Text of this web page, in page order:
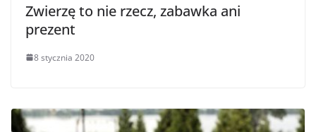
Zwierzę to nie rzecz, zabawka ani
prezent
8 stycznia 2020